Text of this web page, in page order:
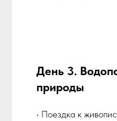
День 3.
природы
• Поездка к